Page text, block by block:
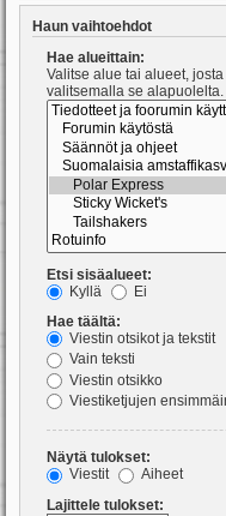
Haun vaihtoehdot
Hae alueittain:
Valitse alue tai alueet,
valitsemalla se alapuolelta.
Etsi sisäalueet:
Kyllä
Ei
Hae täältä:
Viestin otsikot ja tekstit
Vain teksti
Viestin otsikko
Viestiketjujen
Näytä tulokset:
Viestit
Aiheet
Lajittele tulokset: